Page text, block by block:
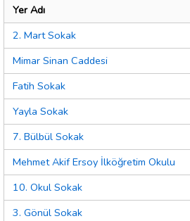
Yer Adı
2. Mart Sokak
Mimar Sinan Caddesi
Fatih Sokak
Yayla Sokak
7. Bülbül Sokak
Mehmet Akif Ersoy İlköğretim Okulu
10. Okul Sokak
3. Gönül Sokak